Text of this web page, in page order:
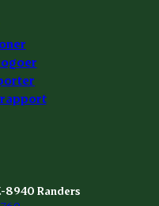
8940 Randers